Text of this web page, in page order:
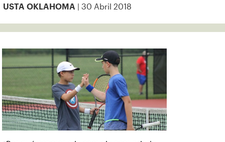
USTA OKLAHOMA | 30 Abril 2018